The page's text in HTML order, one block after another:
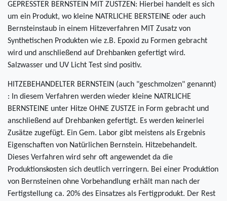
GEPRESSTER BERNSTEIN MIT ZUSTZEN: Hierbei handelt es sich
um ein Produkt, wo kleine NATRLICHE BERSTEINE oder auch
Bernsteinstaub in einem Hitzeverfahren MIT Zusatz von
Synthetischen Produkten wie z.B. Epoxid zu Formen gebracht
wird und anschließend auf Drehbanken gefertigt wird.
Salzwasser und UV Licht Test sind positiv.
HITZEBEHANDELTER BERNSTEIN (auch "geschmolzen" genannt)
: In diesem Verfahren werden wieder kleine NATRLICHE
BERNSTEINE unter Hitze OHNE ZUSTZE in Form gebracht und
anschließend auf Drehbanken gefertigt. Es werden keinerlei
Zusätze zugefügt. Ein Gem. Labor gibt meistens als Ergebnis
Eigenschaften von Natürlichen Bernstein. Hitzebehandelt.
Dieses Verfahren wird sehr oft angewendet da die
Produktionskosten sich deutlich verringern. Bei einer Produktion
von Bernsteinen ohne Vorbehandlung erhält man nach der
Fertigstellung ca. 20% des Einsatzes als Fertigprodukt. Der Rest